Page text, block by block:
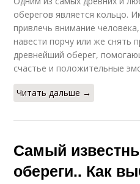
оберегов является кольцо.
привлечь внимание
навести порчу или же снять
древнейший оберег,
счастье и положительные
Читать дальше →
Самый
обереги.. Как